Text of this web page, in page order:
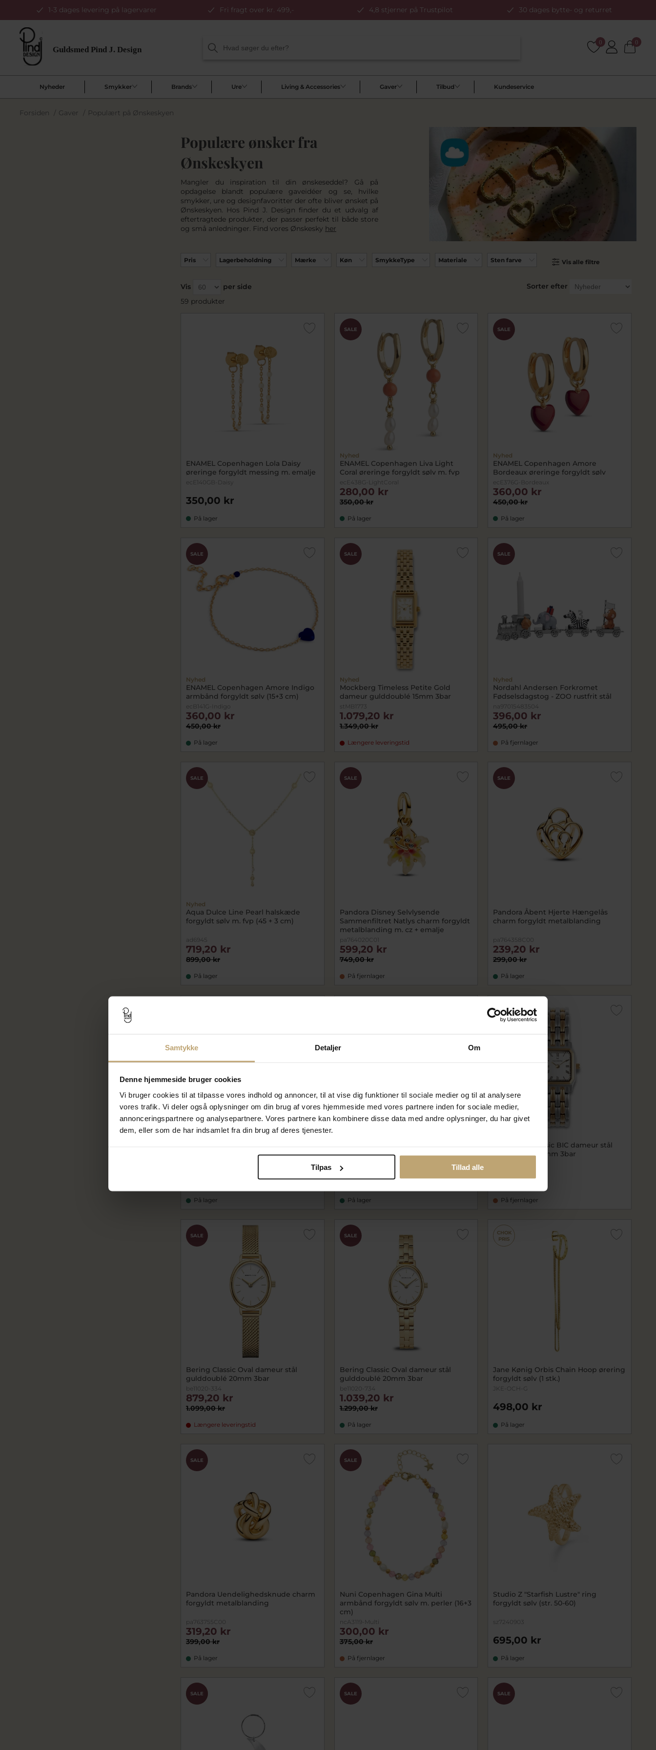
Samtykke Detaljer Om
Denne hjemmeside bruger cookies
Vi bruger cookies til at tilpasse vores indhold og annoncer, til at vise dig funktioner til sociale medier og til at analysere
vores trafik. Vi deler også oplysninger om din brug af vores hjemmeside med vores partnere inden for sociale medier,
annonceringspartnere og analysepartnere. Vores partnere kan kombinere disse data med andre oplysninger, du har givet
dem, eller som de har indsamlet fra din brug af deres tjenester.
Tilpas Tillad alle
1-3 dages levering på lagervarer Fri fragt over kr. 499,- 4,8 stjerner på Trustpilot 30 dages bytte- og returret
0 0
Nyheder Smykker Brands Ure Living & Accessories Gaver Tilbud Kundeservice
Forsiden / Gaver / Populært på Ønskeskyen
Populære ønsker fra
Ønskeskyen
Mangler du inspiration til din ønskeseddel? Gå på
opdagelse blandt populære gaveidéer og se, hvilke
smykker, ure og designfavoritter der ofte bliver ønsket på
Ønskeskyen. Hos Pind J. Design finder du et udvalg af
eftertragtede produkter, der passer perfekt til både store
og små anledninger. Find vores Ønskesky her
Pris Lagerbeholdning Mærke Køn SmykkeType Materiale Sten farve Vis alle filtre
Sorter efter
Vis
per side
59 produkter
ENAMEL Copenhagen Lola Daisy
øreringe forgyldt messing m. emalje
ecE140GB-Daisy
350,00 kr
På lager
SALE
Nyhed
ENAMEL Copenhagen Liva Light
Coral øreringe forgyldt sølv m. fvp
ecE438G-LightCoral
350,00 kr
280,00 kr
På lager
SALE
Nyhed
ENAMEL Copenhagen Amore
Bordeaux øreringe forgyldt sølv
ecE376G-Bordeaux
450,00 kr
360,00 kr
På lager
SALE
Nyhed
ENAMEL Copenhagen Amore Indigo
armbånd forgyldt sølv (15+3 cm)
ecB141G-Indigo
450,00 kr
360,00 kr
På lager
SALE
Nyhed
Mockberg Timeless Petite Gold
dameur gulddoublé 15mm 3bar
stMB1773
1.349,00 kr
1.079,20 kr
Længere leveringstid
SALE
Nyhed
Nordahl Andersen Forkromet
Fødselsdagstog - ZOO rustfrit stål
na97015483504
495,00 kr
396,00 kr
På fjernlager
SALE
Nyhed
Aqua Dulce Line Pearl halskæde
forgyldt sølv m. fvp (45 + 3 cm)
ad6945
899,00 kr
719,20 kr
På lager
SALE
Pandora Disney Selvlysende
Sammenfiltret Natlys charm forgyldt
metalblanding m. cz + emalje
pa764020C01
749,00 kr
599,20 kr
På fjernlager
SALE
Pandora Åbent Hjerte Hængelås
charm forgyldt metalblanding
pa764358C00
299,00 kr
239,20 kr
På lager
På lager
forgyldt sølv (1 stk.)
sta1380-02-S
374,25 kr
På lager
SALE
Mockberg Classic BIC dameur stål
gulddoublé 25mm 3bar
På fjernlager
SALE
Bering Classic Oval dameur stål
gulddoublé 20mm 3bar
be11020-334
1.099,00 kr
879,20 kr
Længere leveringstid
SALE
Bering Classic Oval dameur stål
gulddoublé 20mm 3bar
be11020-734
1.299,00 kr
1.039,20 kr
På lager
CHOK
PRIS
Jane Kønig Orbis Chain Hoop ørering
forgyldt sølv (1 stk.)
JKE-OCH-G
498,00 kr
På lager
SALE
Pandora Uendelighedsknude charm
forgyldt metalblanding
pa763755C00
399,00 kr
319,20 kr
På lager
SALE
Nuni Copenhagen Gina Multi
armbånd forgyldt sølv m. perler (16+3
cm)
ncA3119-Multi
375,00 kr
300,00 kr
På fjernlager
Studio Z "Starfish Lustre" ring
forgyldt sølv (str. 50-60)
sz7240903
695,00 kr
På lager
PRIS
SALE SALE SALE